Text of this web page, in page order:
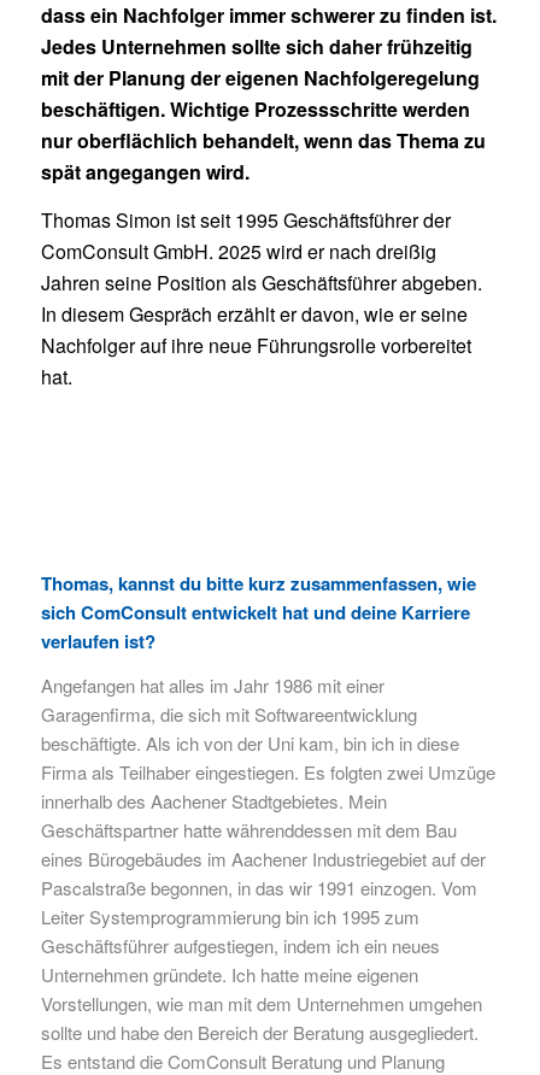
dass ein Nachfolger immer schwerer zu finden ist.
Jedes Unternehmen sollte sich daher frühzeitig
mit der Planung der eigenen Nachfolgeregelung
beschäftigen. Wichtige Prozessschritte werden
nur oberflächlich behandelt, wenn das Thema zu
spät angegangen wird.
Thomas Simon ist seit 1995 Geschäftsführer der
ComConsult GmbH. 2025 wird er nach dreißig
Jahren seine Position als Geschäftsführer abgeben.
In diesem Gespräch erzählt er davon, wie er seine
Nachfolger auf ihre neue Führungsrolle vorbereitet
hat.
Thomas, kannst du bitte kurz zusammenfassen, wie
sich ComConsult entwickelt hat und deine Karriere
verlaufen ist?
Angefangen hat alles im Jahr 1986 mit einer
Garagenfirma, die sich mit Softwareentwicklung
beschäftigte. Als ich von der Uni kam, bin ich in diese
Firma als Teilhaber eingestiegen. Es folgten zwei Umzüge
innerhalb des Aachener Stadtgebietes. Mein
Geschäftspartner hatte währenddessen mit dem Bau
eines Bürogebäudes im Aachener Industriegebiet auf der
Pascalstraße begonnen, in das wir 1991 einzogen. Vom
Leiter Systemprogrammierung bin ich 1995 zum
Geschäftsführer aufgestiegen, indem ich ein neues
Unternehmen gründete. Ich hatte meine eigenen
Vorstellungen, wie man mit dem Unternehmen umgehen
sollte und habe den Bereich der Beratung ausgegliedert.
Es entstand die ComConsult Beratung und Planung